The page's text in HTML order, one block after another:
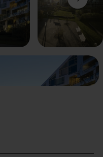
Ďalší